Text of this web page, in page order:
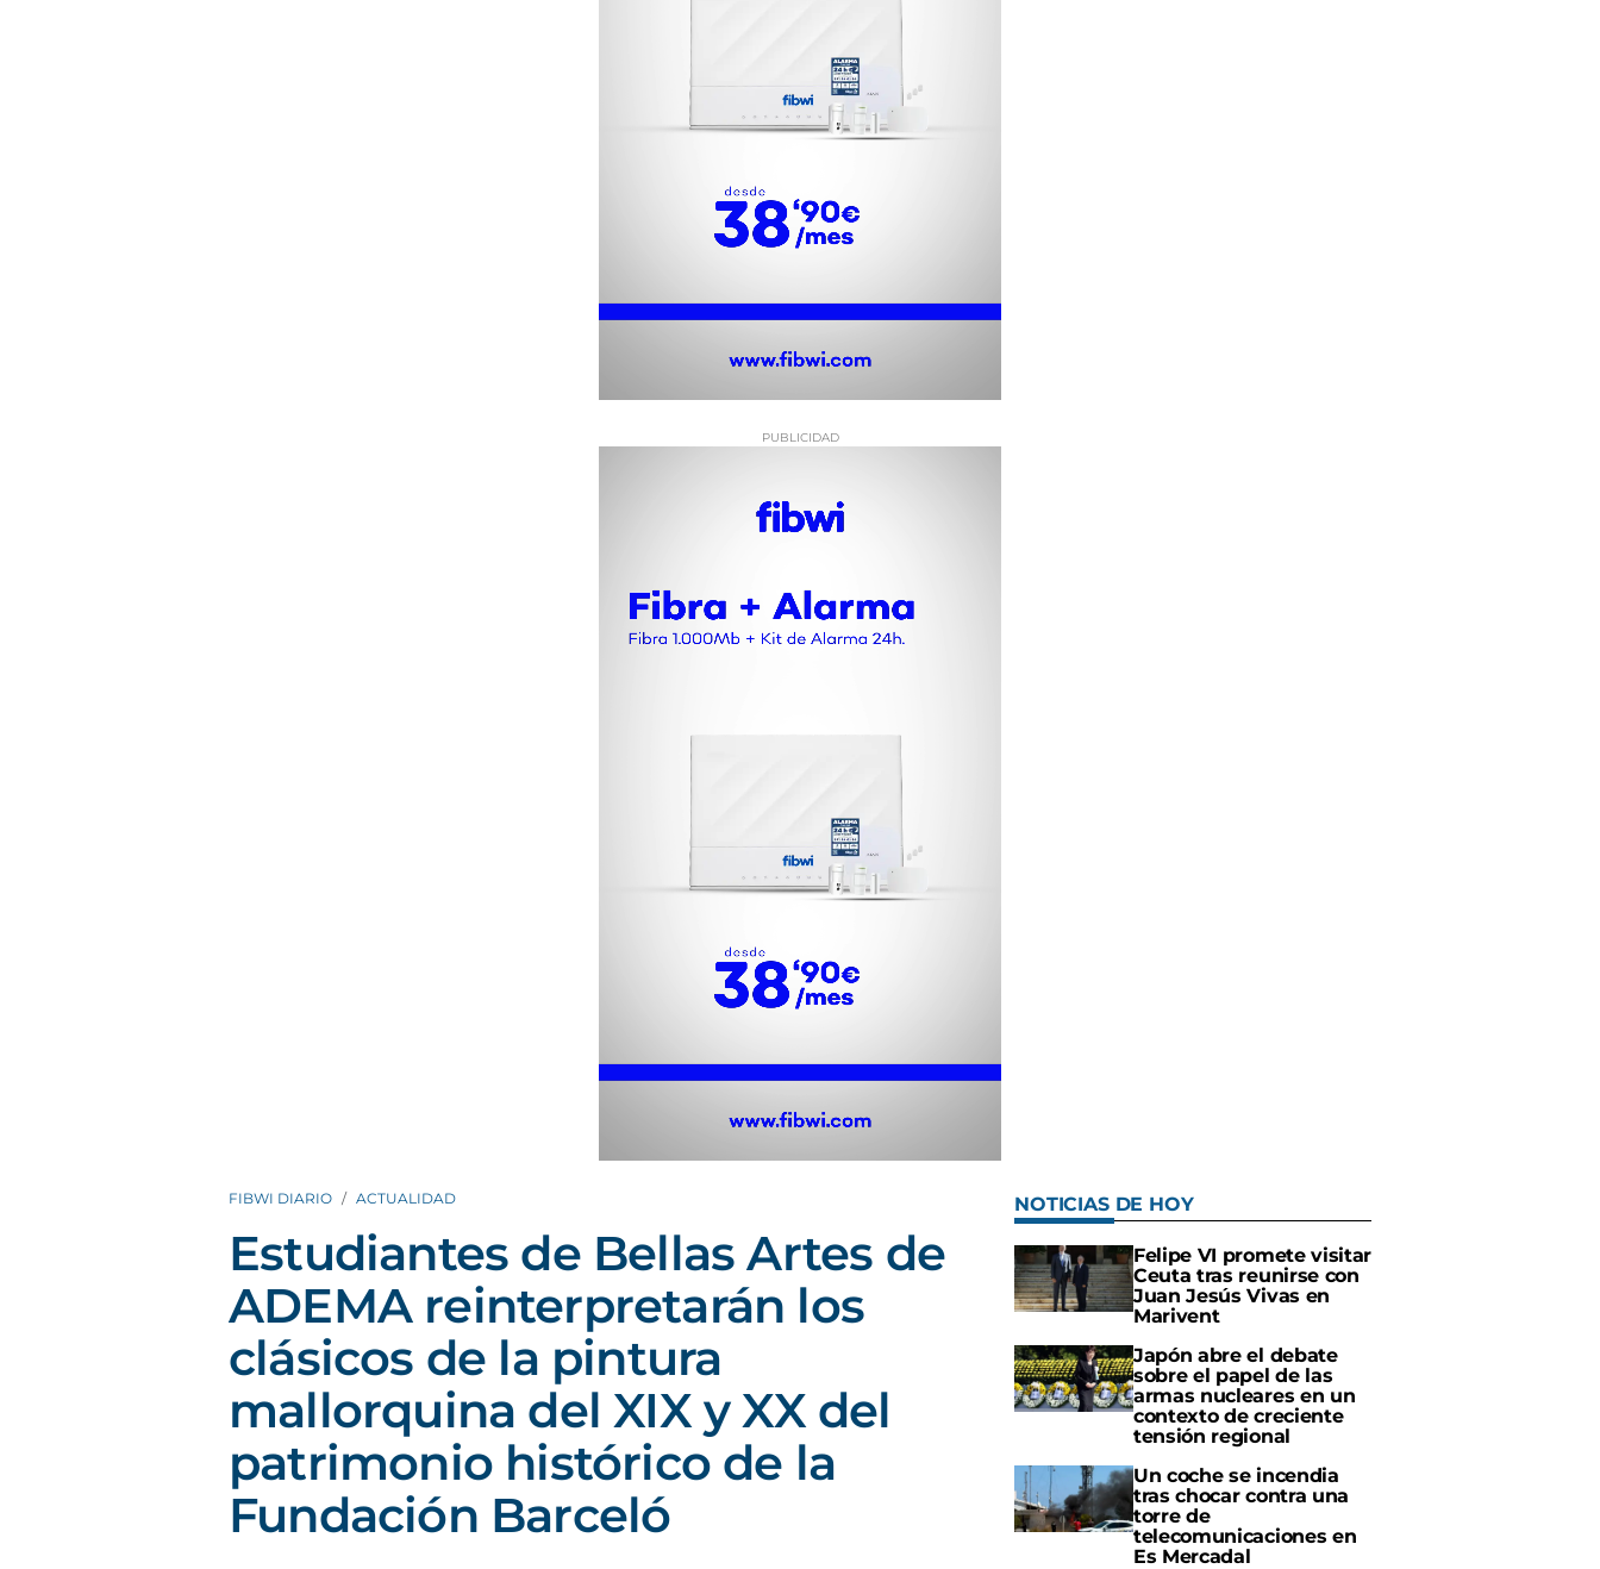
FIBWI DIARIO ACTUALIDAD
Estudiantes de Bellas Artes de
ADEMA reinterpretarán los
clásicos de la pintura
mallorquina del XIX y XX del
patrimonio histórico de la
Fundación Barceló
NOTICIAS DE HOY
Felipe VI promete visitar
Ceuta tras reunirse con
Juan Jesús Vivas en
Marivent
Japón abre el debate
sobre el papel de las
armas nucleares en un
contexto de creciente
tensión regional
Un coche se incendia
tras chocar contra una
torre de
telecomunicaciones en
Es Mercadal